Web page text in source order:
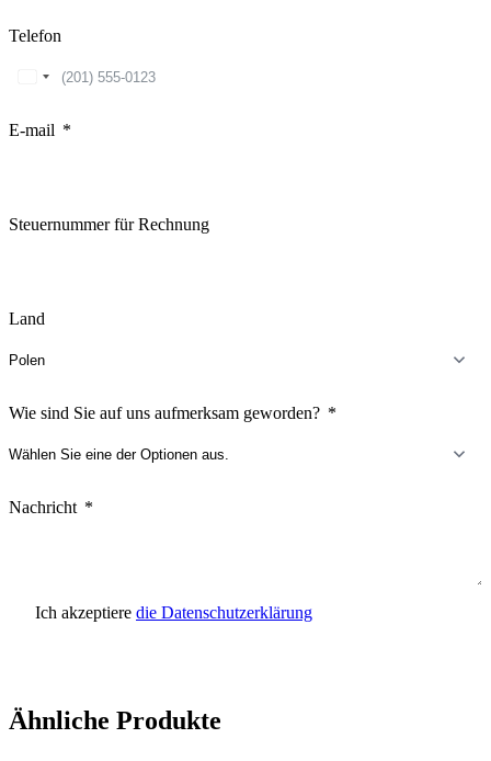
Telefon
United
E-mail
Steuernummer für Rechnung
Land
Wie sind Sie auf uns aufmerksam geworden?
Nachricht
Ich akzeptiere die Datenschutzerklärung
Ähnliche Produkte